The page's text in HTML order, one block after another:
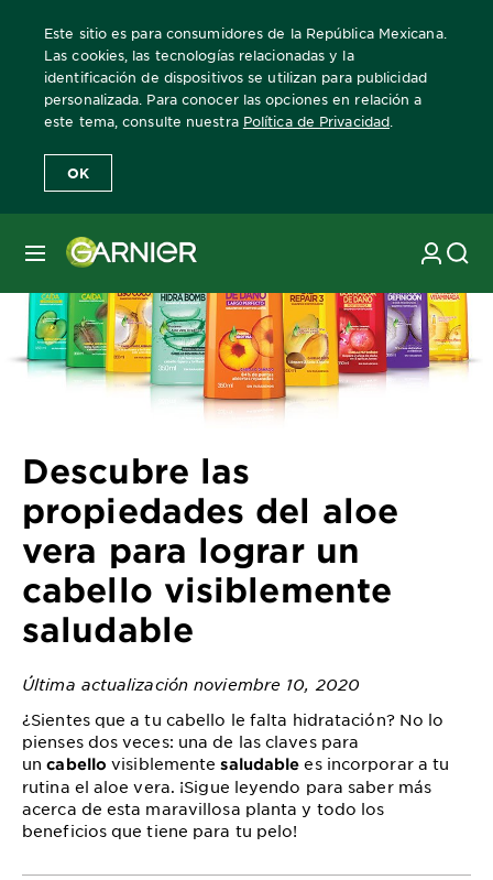
Este sitio es para consumidores de la República Mexicana.
Las cookies, las tecnologías relacionadas y la
identificación de dispositivos se utilizan para publicidad
personalizada. Para conocer las opciones en relación a
este tema, consulte nuestra Política de Privacidad
OK
MENÚ
Home Revista Garnier Consejos sobre el cuidado del cabello
Descubre las
propiedades del aloe
vera para lograr un
cabello visiblemente
saludable
Última actualización noviembre 10, 2020
¿Sientes que a tu cabello le falta hidratación? No lo
pienses dos veces: una de las claves para
uncabello visiblementesaludable es incorporar a tu
rutina el aloe vera. ¡Sigue leyendo para saber más
acerca de esta maravillosa planta y todo los
beneficios que tiene para tu pelo!